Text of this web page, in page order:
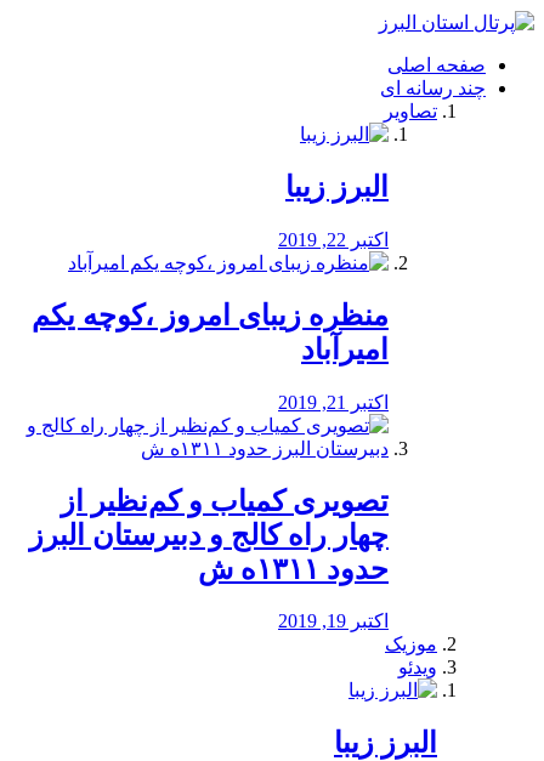
فصد
شرق
تهران
خشکشویی
صفحه اصلی
چند رسانه ای
تصاویر
البرز زیبا
اکتبر 22, 2019
منظره‌‌ زیبای امروز ،کوچه یکم
امیرآباد
اکتبر 21, 2019
️تصویری کمیاب و کم‌نظیر از
چهار راه كالج و دبيرستان البرز
حدود ۱۳۱۱ه ش
اکتبر 19, 2019
موزیک
ویدئو
البرز زیبا